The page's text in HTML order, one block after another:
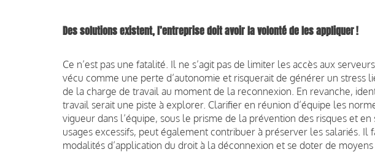
Des solutions existent, l’entreprise doit avoir la volonté de les appliquer !
Ce n’est pas une fatalité. Il ne s’agit pas de limiter les accès aux
vécu comme une perte d’autonomie et risquerait de générer un stress
de la charge de travail au moment de la reconnexion. En revanche,
travail serait une piste à explorer. Clarifier en réunion d’équipe les
vigueur dans l’équipe, sous le prisme de la prévention des risques et en
usages excessifs, peut également contribuer à préserver les salariés. Il
modalités d’application du droit à la déconnexion et se doter de